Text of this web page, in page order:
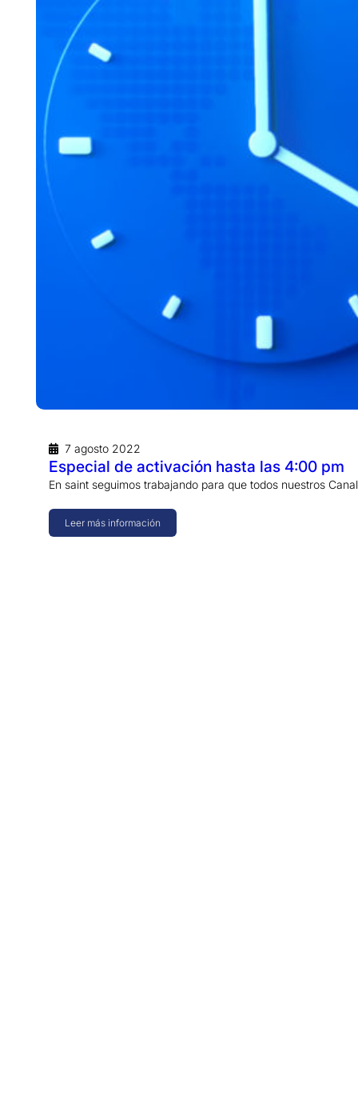
7 agosto 2022
Especial de activación hasta las 4:00 pm
En saint seguimos trabajando para que todos nuestros
Leer más información